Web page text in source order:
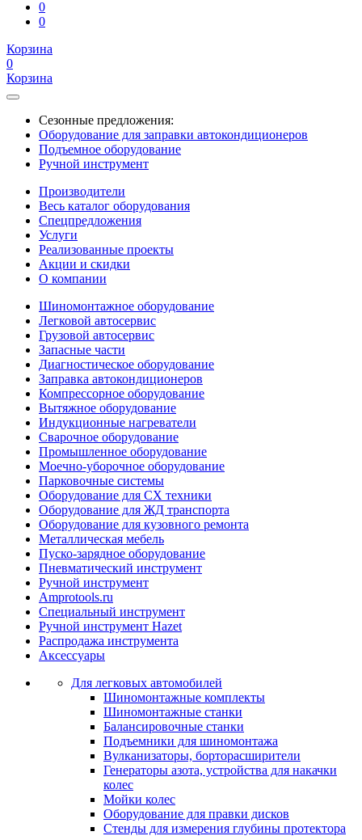
0
0
Корзина
0
Корзина
Сезонные предложения:
Оборудование для заправки автокондиционеров
Подъемное оборудование
Ручной инструмент
Производители
Весь каталог оборудования
Спецпредложения
Услуги
Реализованные проекты
Акции и скидки
О компании
Шиномонтажное оборудование
Легковой автосервис
Грузовой автосервис
Запасные части
Диагностическое оборудование
Заправка автокондиционеров
Компрессорное оборудование
Вытяжное оборудование
Индукционные нагреватели
Сварочное оборудование
Промышленное оборудование
Моечно-уборочное оборудование
Парковочные системы
Оборудование для СХ техники
Оборудование для ЖД транспорта
Оборудование для кузовного ремонта
Металлическая мебель
Пуско-зарядное оборудование
Пневматический инструмент
Ручной инструмент
Amprotools.ru
Специальный инструмент
Ручной инструмент Hazet
Распродажа инструмента
Аксессуары
Для легковых автомобилей
Шиномонтажные комплекты
Шиномонтажные станки
Балансировочные станки
Подъемники для шиномонтажа
Вулканизаторы, борторасширители
Генераторы азота, устройства для накачки
колес
Мойки колес
Оборудование для правки дисков
Стенды для измерения глубины протектора